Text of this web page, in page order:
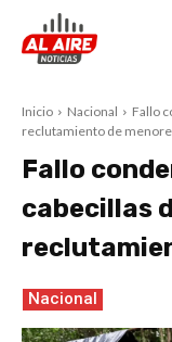
Inicio Nacional
Fallo
reclutamiento de
Fallo
cabecillas
Nacional